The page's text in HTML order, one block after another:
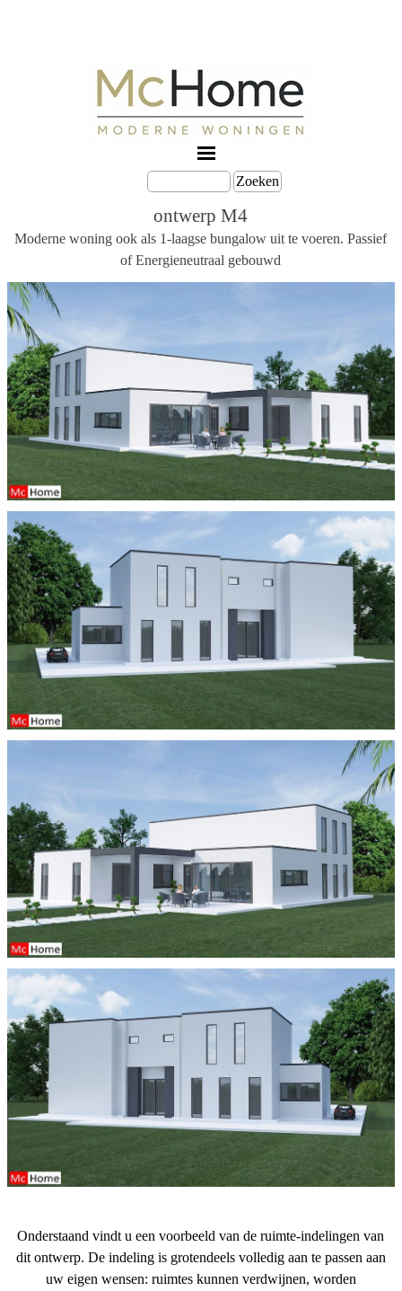
Zoeken
ontwerp M4
Moderne woning ook als 1-laagse bungalow uit te voeren.Passief
of Energieneutraal gebouwd
Onderstaand vindt u een voorbeeld van de ruimte-indelingen van
dit ontwerp. De indeling is grotendeels volledig aan te passen aan
uw eigen wensen: ruimtes kunnen verdwijnen, worden